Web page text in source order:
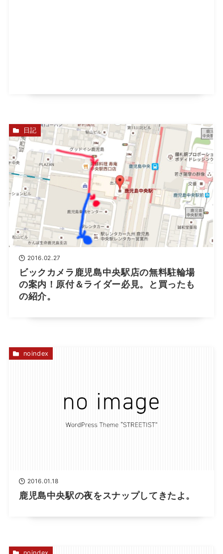
2016.02.27
ビックカメラ鹿児島中央駅店の無料駐輪場
の案内！原付＆ライダー必見。と買ったも
の紹介。
日記
2016.01.18
鹿児島中央駅の夜をスナップしてきたよ。
noindex